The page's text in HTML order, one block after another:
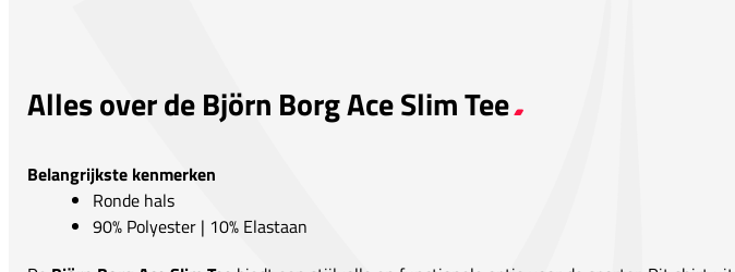
Alles over de Björn Borg Ace Slim Tee
Belangrijkste kenmerken
Ronde hals
90% Polyester | 10% Elastaan